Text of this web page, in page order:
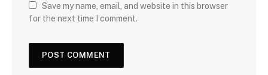
Save my name, email, and website in this browser
for the next time I comment.